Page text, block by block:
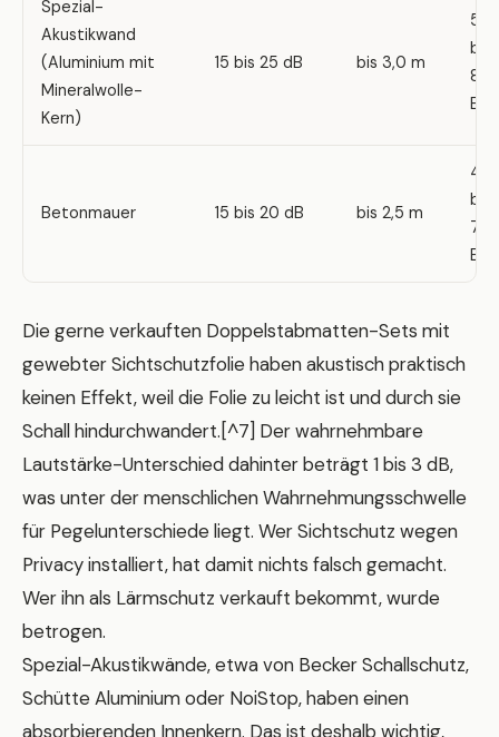
Spezial-
Akustikwand
(Aluminium mit
Mineralwolle-
Kern)
15 bis 25 dB bis 3,0 m
bis
EUR
Betonmauer 15 bis 20 dB bis 2,5 m
bis
EUR
Die gerne verkauften Doppelstabmatten-Sets mit
gewebter Sichtschutzfolie haben akustisch praktisch
keinen Effekt, weil die Folie zu leicht ist und durch sie
Schall hindurchwandert.[^7] Der wahrnehmbare
Lautstärke-Unterschied dahinter beträgt 1 bis 3 dB,
was unter der menschlichen Wahrnehmungsschwelle
für Pegelunterschiede liegt. Wer Sichtschutz wegen
Privacy installiert, hat damit nichts falsch gemacht.
Wer ihn als Lärmschutz verkauft bekommt, wurde
betrogen.
Spezial-Akustikwände, etwa von Becker Schallschutz,
Schütte Aluminium oder NoiStop, haben einen
absorbierenden Innenkern. Das ist deshalb wichtig,